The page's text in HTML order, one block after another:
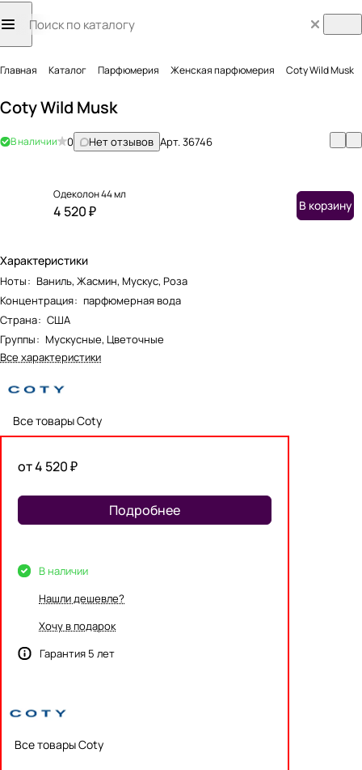
Главная Каталог Парфюмерия Женская парфюмерия Coty Wild Musk
Coty Wild Musk
В наличии 0 Нет отзывов Арт.36746
Одеколон 44 мл
4 520 ₽ В корзину
Характеристики
Ноты: Ваниль, Жасмин, Мускус, Роза
Концентрация: парфюмерная вода
Страна: США
Группы: Мускусные, Цветочные
Все характеристики
Все товары Coty
от 4 520 ₽
Подробнее
В наличии
Нашли дешевле?
Хочу в подарок
Гарантия 5 лет
Все товары Coty